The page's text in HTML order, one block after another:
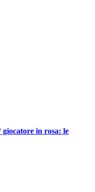
giocatore in rosa: le